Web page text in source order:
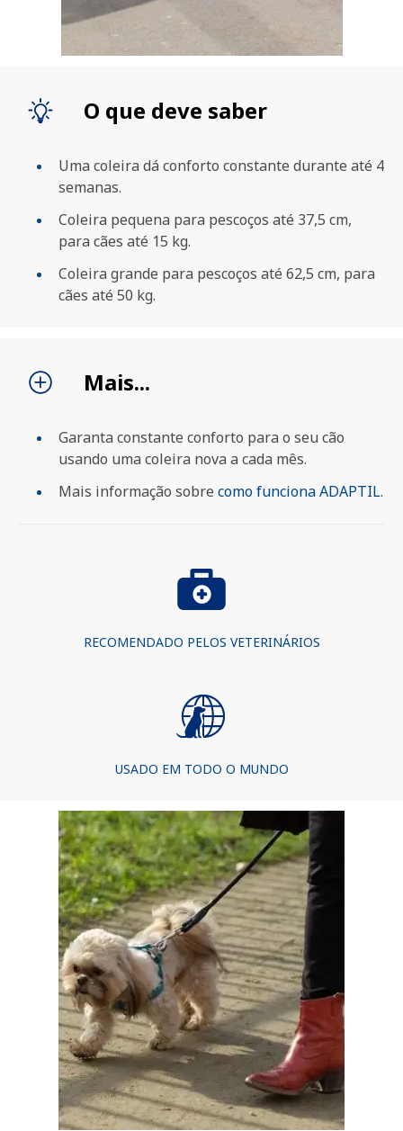
PROCURAR
O que deve saber
Uma coleira dá conforto constante durante até 4
semanas.
Coleira pequena para pescoços até 37,5 cm,
para cães até 15 kg.
Coleira grande para pescoços até 62,5 cm, para
cães até 50 kg.
Mais...
Garanta constante conforto para o seu cão
usando uma coleira nova a cada mês.
Mais informação sobre como funciona ADAPTIL.
RECOMENDADO PELOS VETERINÁRIOS
USADO EM TODO O MUNDO